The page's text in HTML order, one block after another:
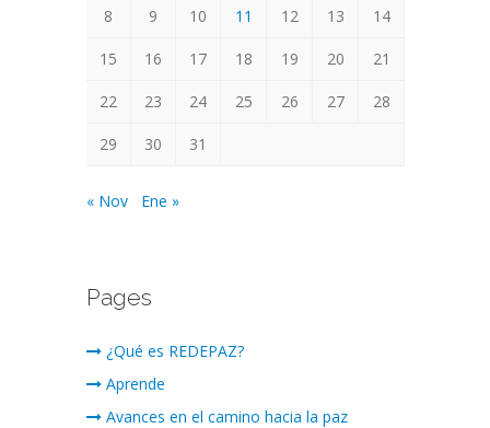
8 9 10 11 12 13 14
15 16 17 18 19 20 21
22 23 24 25 26 27 28
29 30 31
« Nov Ene »
Pages
¿Qué es REDEPAZ?
Aprende
Avances en el camino hacia la paz